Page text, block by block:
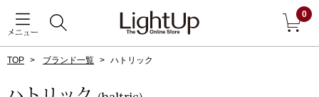
メニュー
0
TOP ブランド一覧 ハトリック